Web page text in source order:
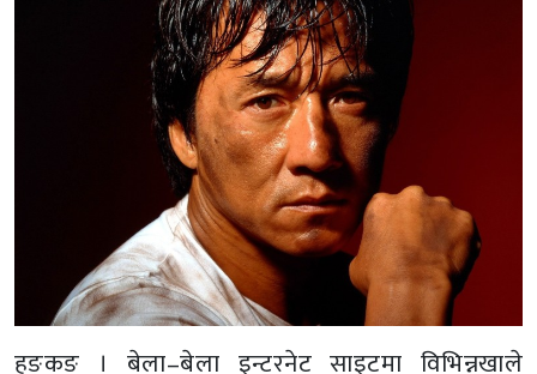
हङकङ । बेला–बेला इन्टरनेट साइटमा विभिन्नखाले